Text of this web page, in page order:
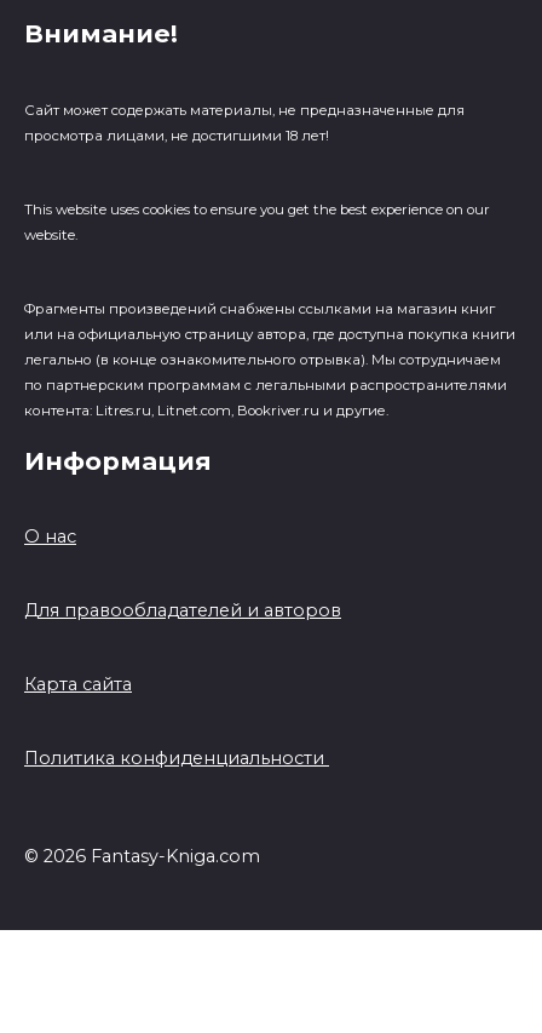
Внимание!
Сайт может содержать материалы, не предназначенные для
просмотра лицами, не достигшими 18 лет!
This website uses cookies to ensure you get the best experience on our
website.
Фрагменты произведений cнабжены ссылками на магазин книг
или на официальную страницу автора, где доступна покупка книги
легально (в конце ознакомительного отрывка). Мы сотрудничаем
по партнерским программам с легальными распространителями
контента: Litres.ru, Litnet.com, Bookriver.ru и другие.
Информация
О нас
Для правообладателей и авторов
Карта сайта
Политика конфиденциальности
© 2026 Fantasy-Kniga.com